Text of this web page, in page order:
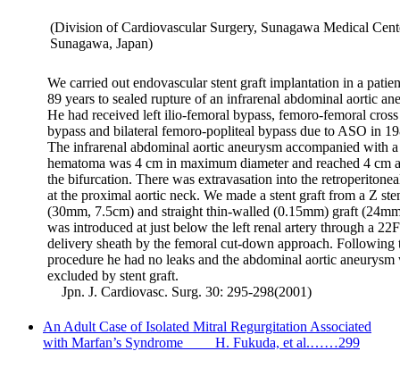
(Division of Cardiovascular Surgery, Sunagawa Medical
Sunagawa, Japan)
We carried out endovascular stent graft implantation in a
89 years to sealed rupture of an infrarenal abdominal aortic
He had received left ilio-femoral bypass, femoro-femoral
bypass and bilateral femoro-popliteal bypass due to ASO in
The infrarenal abdominal aortic aneurysm accompanied with
hematoma was 4 cm in maximum diameter and reached 4 cm
the bifurcation. There was extravasation into the
at the proximal aortic neck. We made a stent graft from a Z
(30mm, 7.5cm) and straight thin-walled (0.15mm) graft
was introduced at just below the left renal artery through a 22F
delivery sheath by the femoral cut-down approach. Following
procedure he had no leaks and the abdominal aortic aneurysm
excluded by stent graft.
Jpn. J. Cardiovasc. Surg. 30: 295-298(2001)
An Adult Case of Isolated Mitral Regurgitation Associated
with Marfan’s Syndrome H. Fukuda, et al.……299